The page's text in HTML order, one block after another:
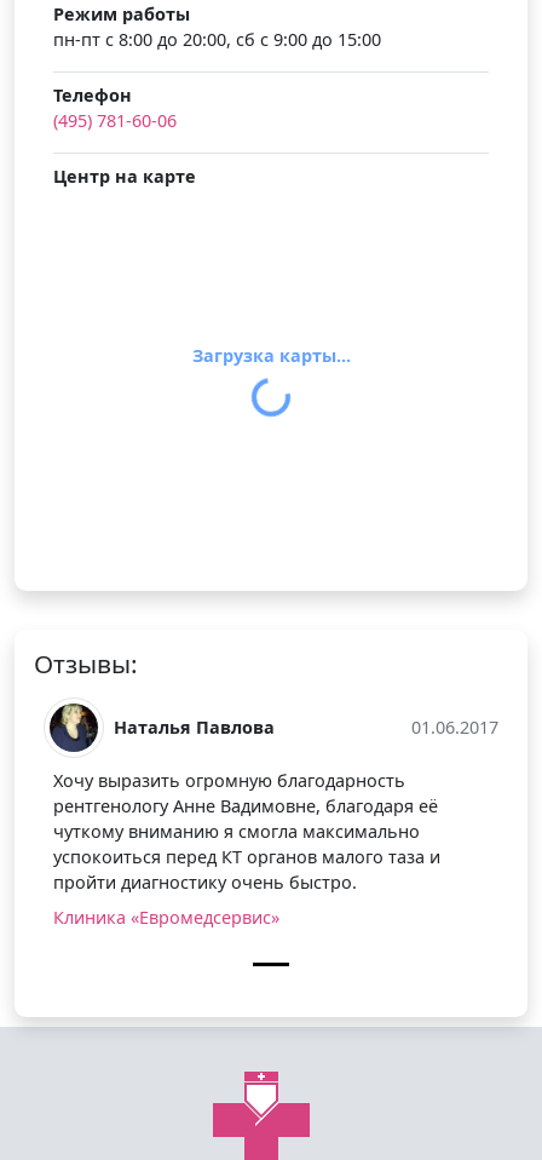
Режим работы
пн-пт с 8:00 до 20:00, сб с 9:00 до 15:00
Телефон
(495) 781-60-06
Центр на карте
Загрузка карты...
Отзывы:
Наталья Павлова 01.06.2017
Хочу выразить огромную благодарность
рентгенологу Анне Вадимовне, благодаря её
чуткому вниманию я смогла максимально
успокоиться перед КТ органов малого таза и
пройти диагностику очень быстро.
Клиника «Евромедсервис»